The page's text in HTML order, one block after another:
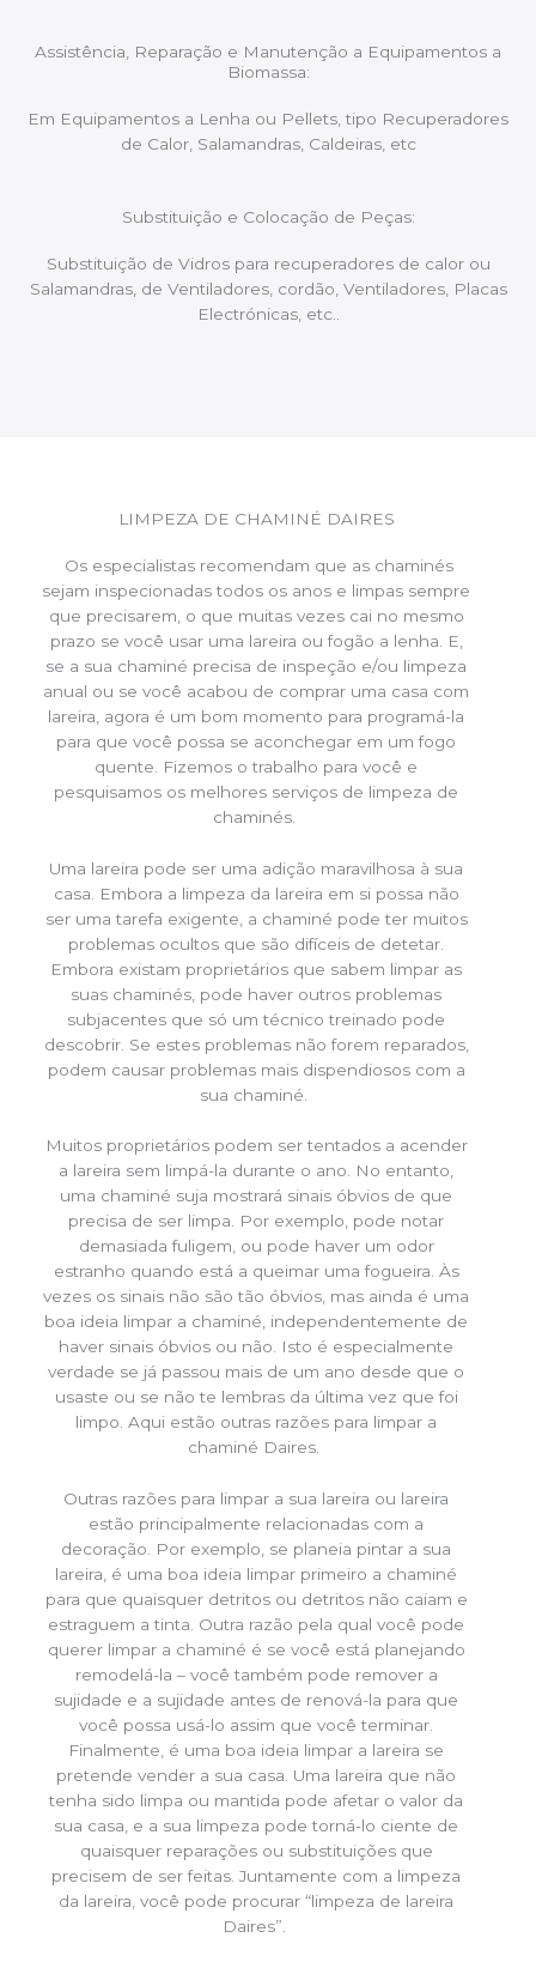
Assistência, Reparação e Manutenção a Equipamentos a
Biomassa:
Em Equipamentos a Lenha ou Pellets, tipo Recuperadores
de Calor, Salamandras, Caldeiras, etc
Substituição e Colocação de Peças:
Substituição de Vidros para recuperadores de calor ou
Salamandras, de Ventiladores, cordão, Ventiladores, Placas
Electrónicas, etc..
LIMPEZA DE CHAMINÉ DAIRES
Os especialistas recomendam que as chaminés
sejam inspecionadas todos os anos e limpas sempre
que precisarem, o que muitas vezes cai no mesmo
prazo se você usar uma lareira ou fogão a lenha. E,
se a sua chaminé precisa de inspeção e/ou limpeza
anual ou se você acabou de comprar uma casa com
lareira, agora é um bom momento para programá-la
para que você possa se aconchegar em um fogo
quente. Fizemos o trabalho para você e
pesquisamos os melhores serviços de limpeza de
chaminés.
Uma lareira pode ser uma adição maravilhosa à sua
casa. Embora a limpeza da lareira em si possa não
ser uma tarefa exigente, a chaminé pode ter muitos
problemas ocultos que são difíceis de detetar.
Embora existam proprietários que sabem limpar as
suas chaminés, pode haver outros problemas
subjacentes que só um técnico treinado pode
descobrir. Se estes problemas não forem reparados,
podem causar problemas mais dispendiosos com a
sua chaminé.
Muitos proprietários podem ser tentados a acender
a lareira sem limpá-la durante o ano. No entanto,
uma chaminé suja mostrará sinais óbvios de que
precisa de ser limpa. Por exemplo, pode notar
demasiada fuligem, ou pode haver um odor
estranho quando está a queimar uma fogueira. Às
vezes os sinais não são tão óbvios, mas ainda é uma
boa ideia limpar a chaminé, independentemente de
haver sinais óbvios ou não. Isto é especialmente
verdade se já passou mais de um ano desde que o
usaste ou se não te lembras da última vez que foi
limpo. Aqui estão outras razões para limpar a
chaminé Daires.
Outras razões para limpar a sua lareira ou lareira
estão principalmente relacionadas com a
decoração. Por exemplo, se planeia pintar a sua
lareira, é uma boa ideia limpar primeiro a chaminé
para que quaisquer detritos ou detritos não caiam e
estraguem a tinta. Outra razão pela qual você pode
querer limpar a chaminé é se você está planejando
remodelá-la – você também pode remover a
sujidade e a sujidade antes de renová-la para que
você possa usá-lo assim que você terminar.
Finalmente, é uma boa ideia limpar a lareira se
pretende vender a sua casa. Uma lareira que não
tenha sido limpa ou mantida pode afetar o valor da
sua casa, e a sua limpeza pode torná-lo ciente de
quaisquer reparações ou substituições que
precisem de ser feitas. Juntamente com a limpeza
da lareira, você pode procurar “limpeza de lareira
Daires”.